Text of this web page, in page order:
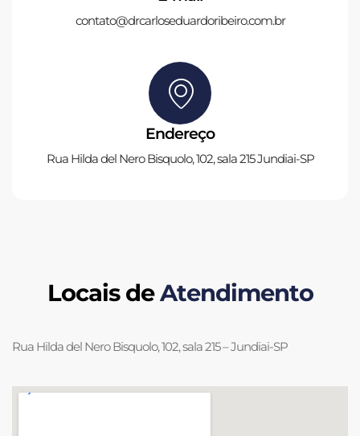
contato@drcarloseduardoribeiro.com.br
Endereço
Rua Hilda del Nero Bisquolo, 102, sala 215 Jundiai-SP
Locais deAtendimento
Rua Hilda del Nero Bisquolo, 102, sala 215 – Jundiai-SP